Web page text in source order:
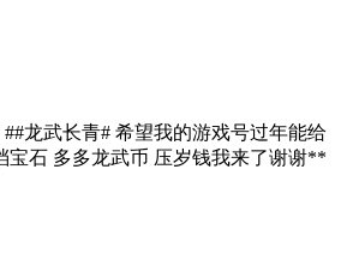
龙武长青# 希望我的游戏号过年能给
宝石 多多龙武币 压岁钱我来了谢谢**